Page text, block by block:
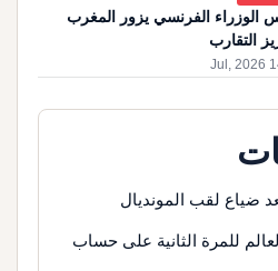
الوزراء الفرنسي يزور المغرب
التقارب
14
ضياع لقب المونديال
للمرة الثانية على حساب